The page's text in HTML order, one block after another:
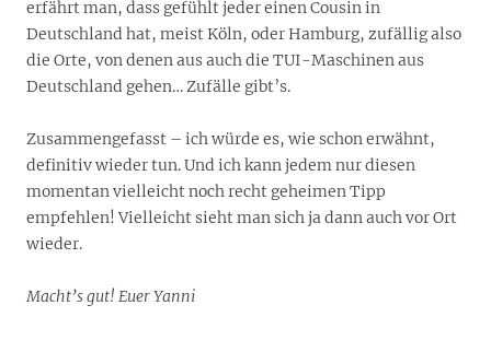
erfährt man, dass gefühlt jeder einen Cousin in
Deutschland hat, meist Köln, oder Hamburg, zufällig also
die Orte, von denen aus auch die TUI-Maschinen aus
Deutschland gehen… Zufälle gibt’s.
Zusammengefasst – ich würde es, wie schon erwähnt,
definitiv wieder tun. Und ich kann jedem nur diesen
momentan vielleicht noch recht geheimen Tipp
empfehlen! Vielleicht sieht man sich ja dann auch vor Ort
wieder.
Macht’s gut! Euer Yanni